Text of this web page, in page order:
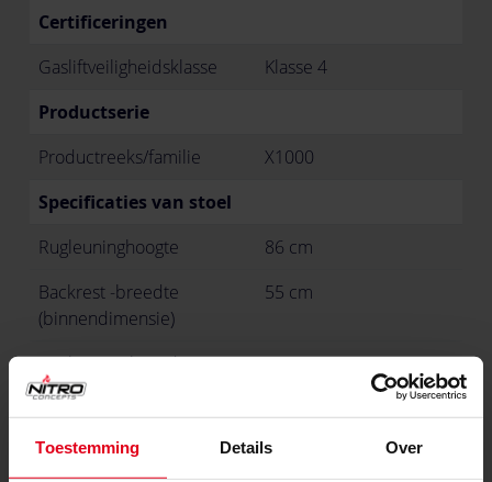
Toestemming Details Over
Certificeringen
Gasliftveiligheidsklasse
Klasse 4
Productserie
Productreeks/familie
X1000
Specificaties van stoel
Rugleuninghoogte
86 cm
Backrest -breedte
(binnendimensie)
55 cm
Rugleuning breedte
(buitenafdimensie)
56 cm
(verstelbaar)